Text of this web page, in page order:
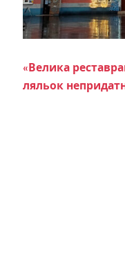
«Велика
ляльок